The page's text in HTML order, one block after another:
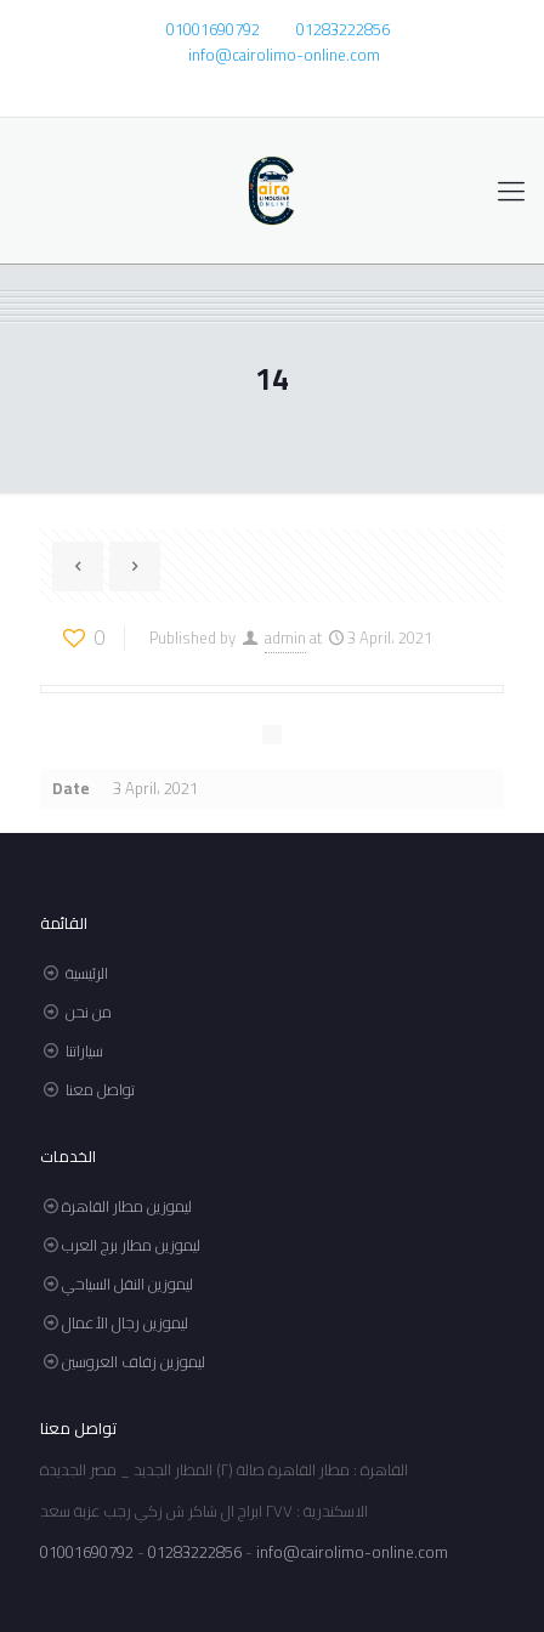
01001690792
01283222856
info@cairolimo-online.com
14
0 Published by adminat 3 April، 2021
Date 3 April، 2021
القائمة
الرئيسية
من نحن
سياراتنا
تواصل معنا
الخدمات
ليموزين مطار القاهرة
ليموزين مطار برج العرب
ليموزين النقل السياحي
ليموزين رجال الأعمال
ليموزين زفاف العروسين
تواصل معنا
القاهرة : مطار القاهرة صالة (٢) المطار الجديد _ مصر الجديدة
الاسكندرية : ٢٧٧ ابراج ال شاكر ش زكي رجب عزبة سعد
01001690792 -01283222856- info@cairolimo-online.com